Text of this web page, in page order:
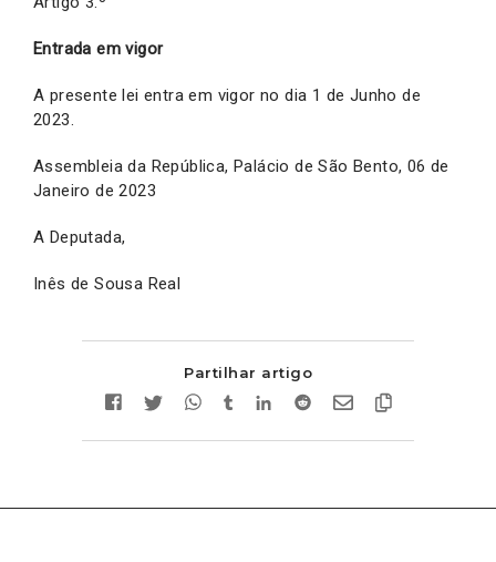
Entrada em vigor
A presente lei entra em vigor no dia 1 de Junho de
2023.
Assembleia da República, Palácio de São Bento, 06 de
Janeiro de 2023
A Deputada,
Inês de Sousa Real
Partilhar artigo